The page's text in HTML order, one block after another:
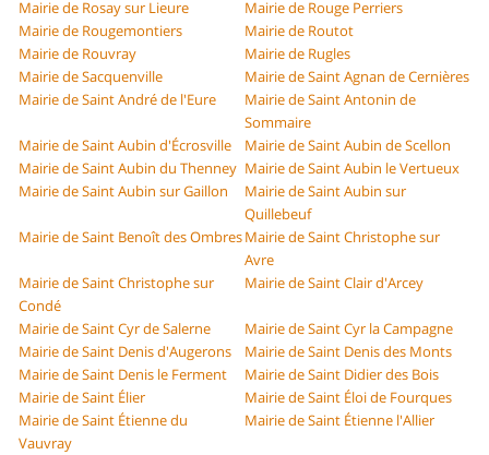
Mairie de Rosay sur Lieure
Mairie de Rouge Perriers
Mairie de Rougemontiers
Mairie de Routot
Mairie de Rouvray
Mairie de Rugles
Mairie de Sacquenville
Mairie de Saint Agnan de Cernières
Mairie de Saint André de l'Eure
Mairie de Saint Antonin de
Sommaire
Mairie de Saint Aubin d'Écrosville
Mairie de Saint Aubin de Scellon
Mairie de Saint Aubin du Thenney Mairie de Saint Aubin le Vertueux
Mairie de Saint Aubin sur Gaillon
Mairie de Saint Aubin sur
Quillebeuf
Mairie de Saint Benoît des OmbresMairie de Saint Christophe sur
Avre
Mairie de Saint Christophe sur
Condé
Mairie de Saint Clair d'Arcey
Mairie de Saint Cyr de Salerne
Mairie de Saint Cyr la Campagne
Mairie de Saint Denis d'Augerons
Mairie de Saint Denis des Monts
Mairie de Saint Denis le Ferment
Mairie de Saint Didier des Bois
Mairie de Saint Élier
Mairie de Saint Éloi de Fourques
Mairie de Saint Étienne du
Vauvray
Mairie de Saint Étienne l'Allier